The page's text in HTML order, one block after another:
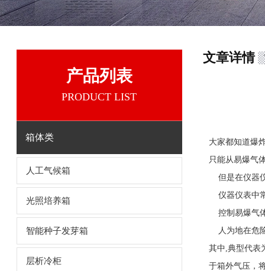
产品列表
PRODUCT LIST
箱体类
人工气候箱
光照培养箱
智能种子发芽箱
层析冷柜
文章详情
大家都知道爆
只能从易爆气
但是在仪器
仪器仪表中
控制易爆气
人为地在危
其中,典型代表
于箱外气压，